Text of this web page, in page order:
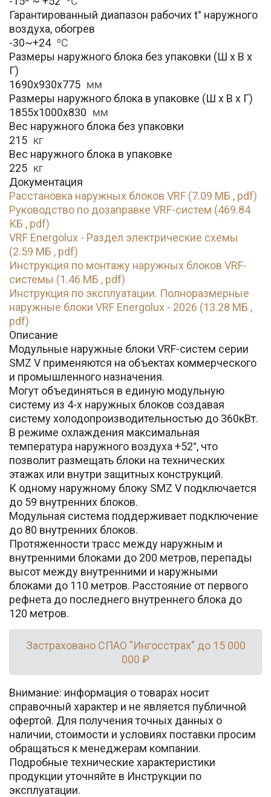
Гарантированный диапазон рабочих t° наружного
воздуха, обогрев
-30~+24 ⁰С
Размеры наружного блока без упаковки (Ш х В х
Г)
1690x930x775 мм
Размеры наружного блока в упаковке (Ш х В х Г)
1855x1000x830 мм
Вес наружного блока без упаковки
215 кг
Вес наружного блока в упаковке
225 кг
Документация
Расстановка наружных блоков VRF (7.09 МБ , pdf)
Руководство по дозаправке VRF-систем (469.84
КБ , pdf)
VRF Energolux - Раздел электрические схемы
(2.59 МБ , pdf)
Инструкция по монтажу наружных блоков VRF-
системы (1.46 МБ , pdf)
Инструкция по эксплуатации. Полноразмерные
наружные блоки VRF Energolux - 2026 (13.28 МБ ,
pdf)
Описание
Модульные наружные блоки VRF-систем серии
SMZ V применяются на объектах коммерческого
и промышленного назначения.
Могут объединяться в единую модульную
систему из 4-х наружных блоков создавая
систему холодопроизводительностью до 360кВт.
В режиме охлаждения максимальная
температура наружного воздуха +52°, что
позволит размещать блоки на технических
этажах или внутри защитных конструкций.
К одному наружному блоку SMZ V подключается
до 59 внутренних блоков.
Модульная система поддерживает подключение
до 80 внутренних блоков.
Протяженности трасс между наружным и
внутренними блоками до 200 метров, перепады
высот между внутренними и наружными
блоками до 110 метров. Расстояние от первого
рефнета до последнего внутреннего блока до
120 метров.
Застраховано СПАО "Ингосстрах" до 15 000
000 ₽
Внимание: информация о товарах носит
справочный характер и не является публичной
офертой. Для получения точных данных о
наличии, стоимости и условиях поставки просим
обращаться к менеджерам компании.
Подробные технические характеристики
продукции уточняйте в Инструкции по
эксплуатации.